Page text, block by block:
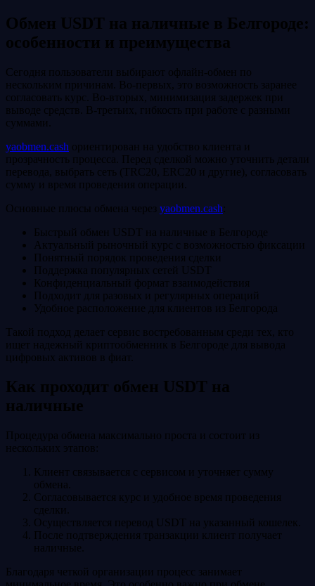
Обмен USDT на наличные в Белгороде:
особенности и преимущества
Сегодня пользователи выбирают офлайн-обмен по
нескольким причинам. Во‑первых, это возможность заранее
согласовать курс. Во‑вторых, минимизация задержек при
выводе средств. В‑третьих, гибкость при работе с разными
суммами.
yaobmen.cash ориентирован на удобство клиента и
прозрачность процесса. Перед сделкой можно уточнить детали
перевода, выбрать сеть (TRC20, ERC20 и другие), согласовать
сумму и время проведения операции.
Основные плюсы обмена через yaobmen.cash:
Быстрый обмен USDT на наличные в Белгороде
Актуальный рыночный курс с возможностью фиксации
Понятный порядок проведения сделки
Поддержка популярных сетей USDT
Конфиденциальный формат взаимодействия
Подходит для разовых и регулярных операций
Удобное расположение для клиентов из Белгорода
Такой подход делает сервис востребованным среди тех, кто
ищет надежный криптообменник в Белгороде для вывода
цифровых активов в фиат.
Как проходит обмен USDT на
наличные
Процедура обмена максимально проста и состоит из
нескольких этапов:
Клиент связывается с сервисом и уточняет сумму
обмена.
Согласовывается курс и удобное время проведения
сделки.
Осуществляется перевод USDT на указанный кошелек.
После подтверждения транзакции клиент получает
наличные.
Благодаря четкой организации процесс занимает